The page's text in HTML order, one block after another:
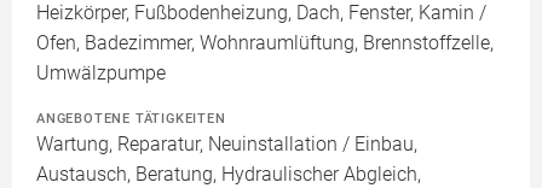
Heizkörper, Fußbodenheizung, Dach, Fenster, Kamin /
Ofen, Badezimmer, Wohnraumlüftung, Brennstoffzelle,
Umwälzpumpe
ANGEBOTENE TÄTIGKEITEN
Wartung, Reparatur, Neuinstallation / Einbau,
Austausch, Beratung, Hydraulischer Abgleich,